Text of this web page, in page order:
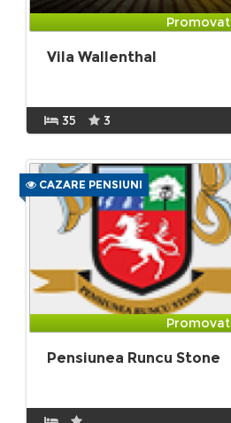
Promovat
Vila Wallenthal
35 3
CAZARE PENSIUNI
Promovat
Pensiunea Runcu Stone